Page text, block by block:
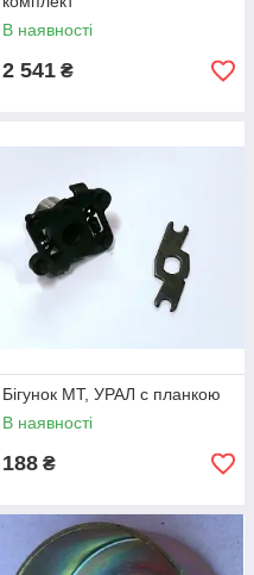
В наявності
2 541 ₴
Бігунок МТ, УРАЛ c планкою
В наявності
188 ₴